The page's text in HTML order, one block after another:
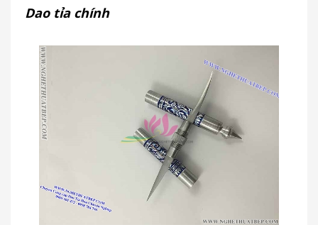
Dao tỉa chính